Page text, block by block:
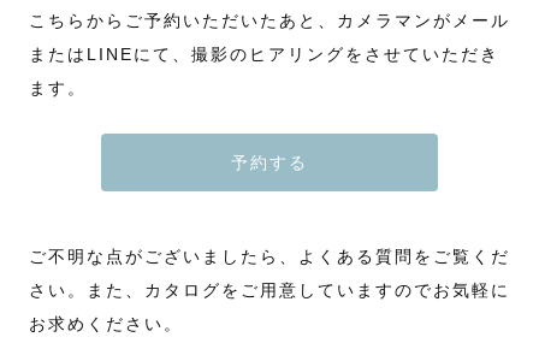
こちらからご予約いただいたあと、カメラマンがメール
またはLINEにて、撮影のヒアリングをさせていただき
ます。
予約する
ご不明な点がございましたら、よくある質問をご覧くだ
さい。また、カタログをご用意していますのでお気軽に
お求めください。